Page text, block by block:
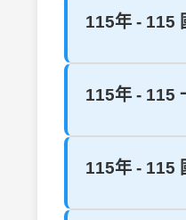
115年 - 115
115年 - 115
115年 - 115